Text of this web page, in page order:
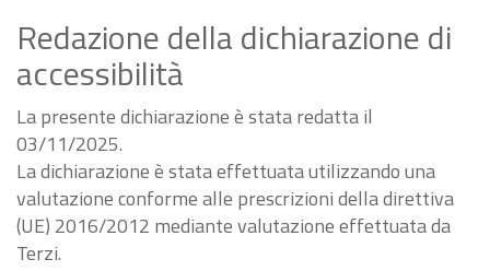
Redazione della dichiarazione di
accessibilità
La presente dichiarazione è stata redatta il
03/11/2025.
La dichiarazione è stata effettuata utilizzando una
valutazione conforme alle prescrizioni della direttiva
(UE) 2016/2012 mediante valutazione effettuata da
Terzi.